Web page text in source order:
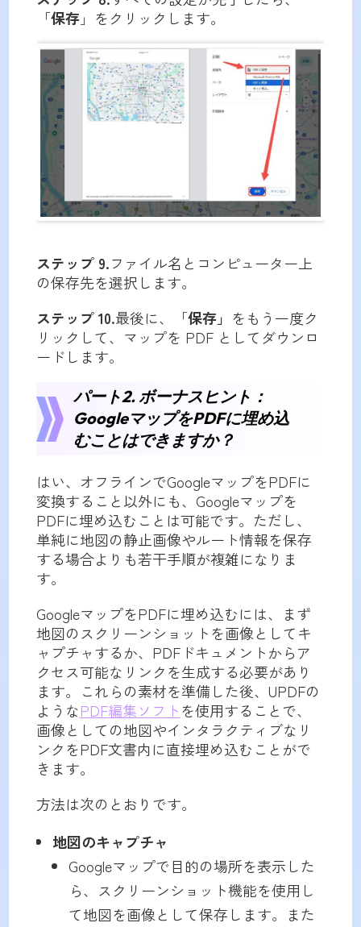
「保存」をクリックします。
ステップ 9.ファイル名とコンピューター上
の保存先を選択します。
ステップ 10.最後に、「保存」 をもう一度ク
リックして、マップを PDF としてダウンロ
ードします。
パート2. ボーナスヒント：
GoogleマップをPDFに埋め込
むことはできますか？
はい、オフラインでGoogleマップをPDFに
変換すること以外にも、Googleマップを
PDFに埋め込むことは可能です。ただし、
単純に地図の静止画像やルート情報を保存
する場合よりも若干手順が複雑になりま
す。
GoogleマップをPDFに埋め込むには、まず
地図のスクリーンショットを画像としてキ
ャプチャするか、PDFドキュメントからア
クセス可能なリンクを生成する必要があり
ます。これらの素材を準備した後、UPDFの
ようなPDF編集ソフトを使用することで、
画像としての地図やインタラクティブなリ
ンクをPDF文書内に直接埋め込むことがで
きます。
方法は次のとおりです。
地図のキャプチャ
Googleマップで目的の場所を表示した
ら、スクリーンショット機能を使用し
て地図を画像として保存します。また